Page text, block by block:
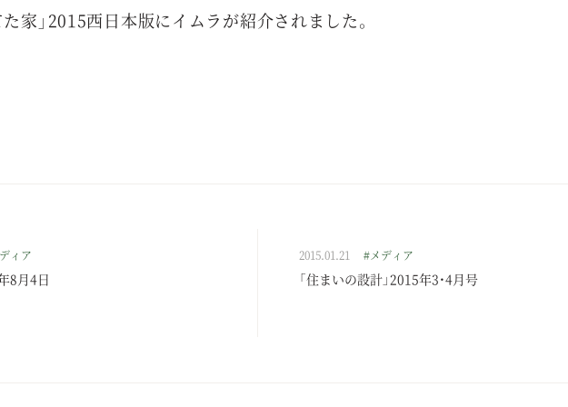
家」2015西日本版にイムラが紹介されました。
ィア
8月4日
2015.01.21 #メディア
「住まいの設計」2015年3・4月号